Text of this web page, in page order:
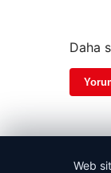
Daha
Web